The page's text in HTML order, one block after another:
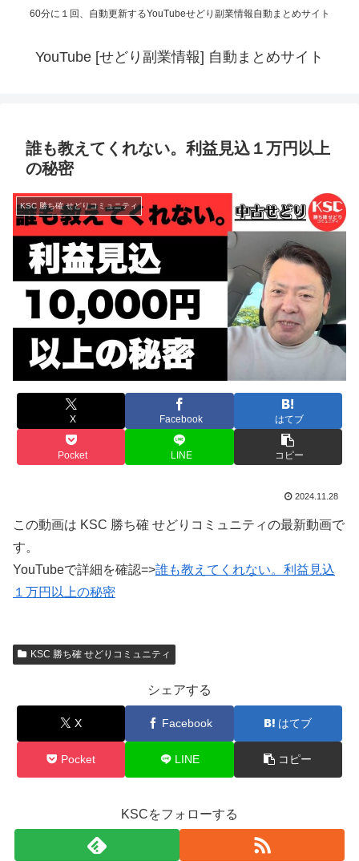
60分に１回、自動更新するYouTubeせどり副業情報自動まとめサイト
YouTube [せどり副業情報] 自動まとめサイト
誰も教えてくれない。利益見込１万円以上
の秘密
KSC 勝ち確 せどりコミュニティ
X Facebook はてブ
Pocket LINE コピー
2024.11.28
この動画は KSC 勝ち確 せどりコミュニティの最新動画で
す。
YouTubeで詳細を確認=>誰も教えてくれない。利益見込
１万円以上の秘密
KSC 勝ち確 せどりコミュニティ
シェアする
X Facebook はてブ
Pocket LINE コピー
KSCをフォローする